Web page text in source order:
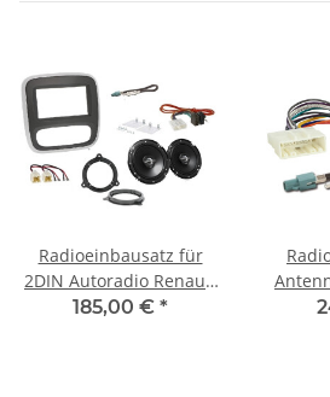
Radioeinbausatz für
2DIN Autoradio Renault
Trafic Bj. 2020 incl.
185,00 € *